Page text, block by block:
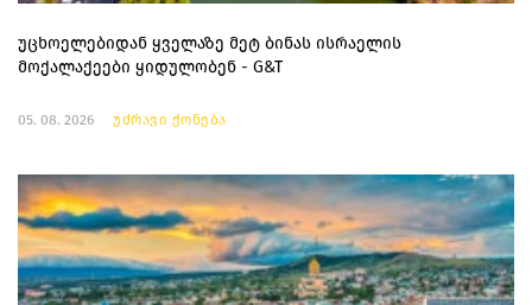
უცხოელებიდან ყველაზე მეტ ბინას ისრაელის
მოქალაქეები ყიდულობენ - G&T
05. 08. 2026 უძრავი ქონება